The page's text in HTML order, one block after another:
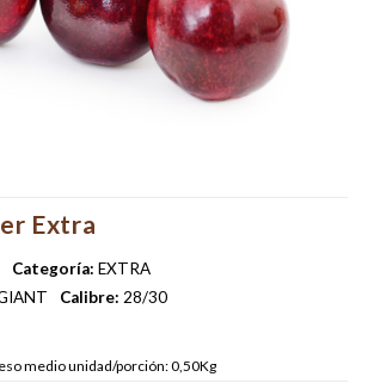
Extra
Categoría: EXTRA
Calibre: 28/30
medio unidad/porción: 0,50Kg